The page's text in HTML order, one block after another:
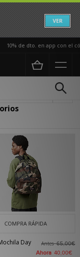
VER
10% de dto. en app con el
COMPRA RÁPIDA
Day
Antes65,00€
Ahora 40,00€